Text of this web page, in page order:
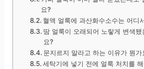
요?
혈액 얼룩에 과산화수소수는 어디
땀 얼룩이 오래되어 노랗게 변색
요?
문지르지 말라고 하는 이유가 뭔가
세탁기에 넣기 전에 얼룩 처치를